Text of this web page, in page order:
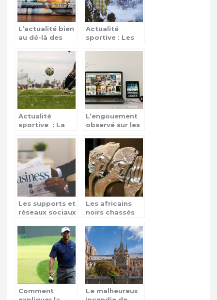
L’actualité bien
au dé-là des
Actualité
sportive : Les
Actualité
sportive : La
champions
L’engouement
observé sur les
Les supports et
réseaux sociaux
transmission de
l’actualité
quotidienne
Les africains
noirs chassés
Sud
Comment
Le malheureux